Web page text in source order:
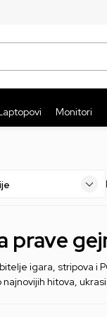
ISPORUKA
Monitori
prave
igara, stripova i
hitova,